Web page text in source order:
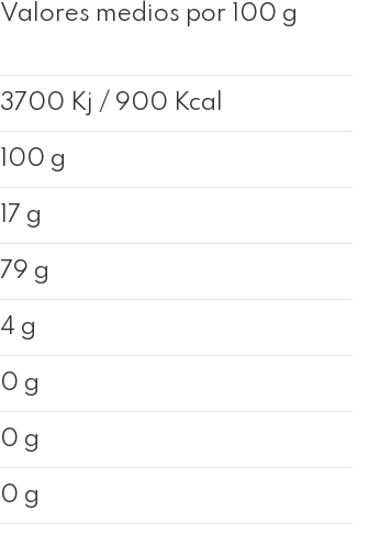
Valores medios por 100 g
3700 Kj / 900 Kcal
100 g
17 g
79 g
4 g
0 g
0 g
0 g